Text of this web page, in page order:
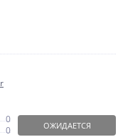
0
0 ОЖИДАЕТСЯ